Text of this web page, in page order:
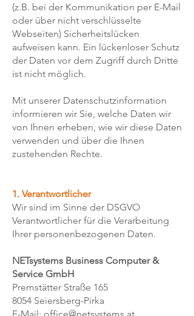
(z.B. bei der Kommunikation per E-Mail
oder über nicht verschlüsselte
Webseiten) Sicherheitslücken
aufweisen kann. Ein lückenloser Schutz
der Daten vor dem Zugriff durch Dritte
ist nicht möglich.
Mit unserer Datenschutzinformation
informieren wir Sie, welche Daten wir
von Ihnen erheben, wie wir diese Daten
verwenden und über die Ihnen
zustehenden Rechte.
1. Verantwortlicher
Wir sind im Sinne der DSGVO
Verantwortlicher für die Verarbeitung
Ihrer personenbezogenen Daten.
​NETsystems Business Computer &
Service GmbH
Premstätter Straße 165
8054 Seiersberg-Pirka